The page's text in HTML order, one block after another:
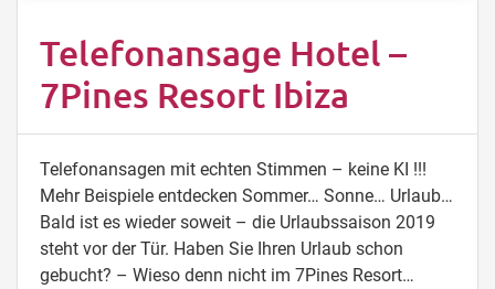
Telefonansage Hotel –
7Pines Resort Ibiza
Telefonansagen mit echten Stimmen – keine KI !!!
Mehr Beispiele entdecken Sommer… Sonne… Urlaub…
Bald ist es wieder soweit – die Urlaubssaison 2019
steht vor der Tür. Haben Sie Ihren Urlaub schon
gebucht? – Wieso denn nicht im 7Pines Resort…